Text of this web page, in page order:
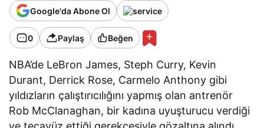
Google'da Abone Ol
0 Paylaş Beğen
NBA’de LeBron James, Steph Curry, Kevin
Durant, Derrick Rose, Carmelo Anthony gibi
yıldızların çalıştırıcılığını yapmış olan antrenör
Rob McClanaghan, bir kadına uyuşturucu verdiği